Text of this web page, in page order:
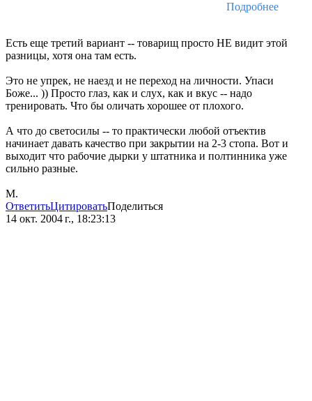
Подробнее
Есть еще третий вариант -- товарищ просто НЕ видит этой
разницы, хотя она там есть.
Это не упрек, не наезд и не переход на личности. Упаси
Боже... )) Просто глаз, как и слух, как и вкус -- надо
тренировать. Что бы оличать хорошее от плохого.
А что до светосилы -- то практически любой отъектив
начинает давать качество при закрытии на 2-3 стопа. Вот и
выходит что рабочие дырки у штатника и полтинника уже
сильно разные.
М.
ОтветитьЦитироватьПоделиться
14 окт. 2004 г., 18:23:13